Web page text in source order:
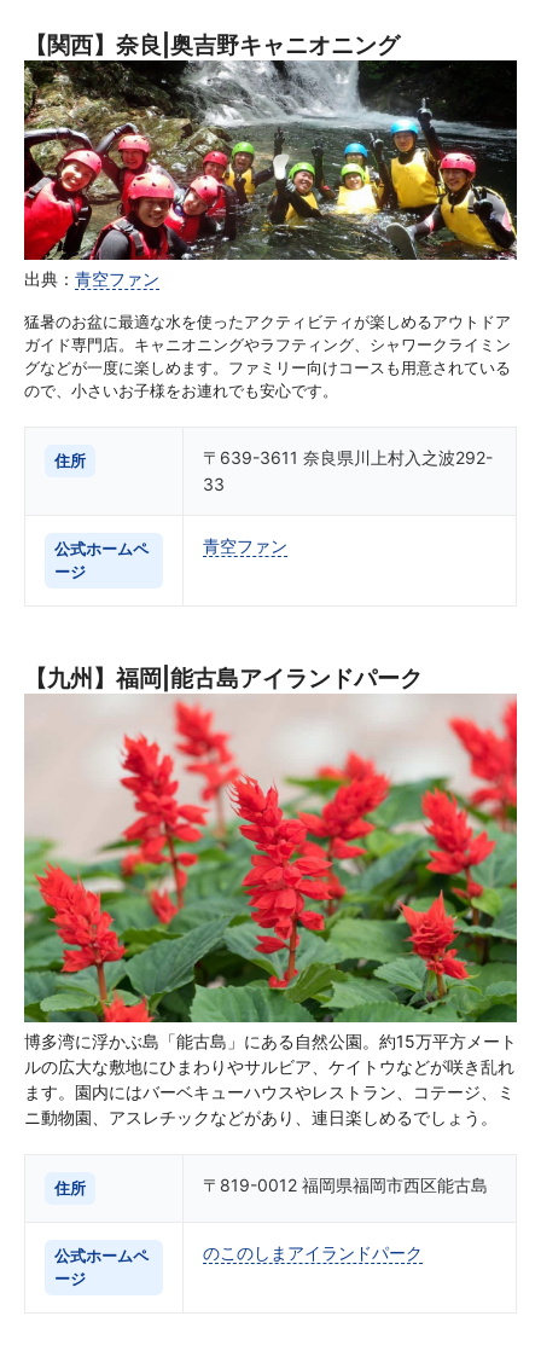
【関西】奈良|奥吉野キャニオニング
出典： 青空ファン
猛暑のお盆に最適な水を使ったアクティビティが楽しめるアウトドア
ガイド専門店。キャニオニングやラフティング、シャワークライミン
グなどが一度に楽しめます。ファミリー向けコースも用意されている
ので、小さいお子様をお連れでも安心です。
住所
〒639-3611 奈良県川上村入之波292-
33
公式ホームペ
ージ
青空ファン
【九州】福岡|能古島アイランドパーク
博多湾に浮かぶ島「能古島」にある自然公園。約15万平方メート
ルの広大な敷地にひまわりやサルビア、ケイトウなどが咲き乱れ
ます。園内にはバーベキューハウスやレストラン、コテージ、ミ
ニ動物園、アスレチックなどがあり、連日楽しめるでしょう。
住所 〒819-0012 福岡県福岡市西区能古島
公式ホームペ
ージ
のこのしまアイランドパーク